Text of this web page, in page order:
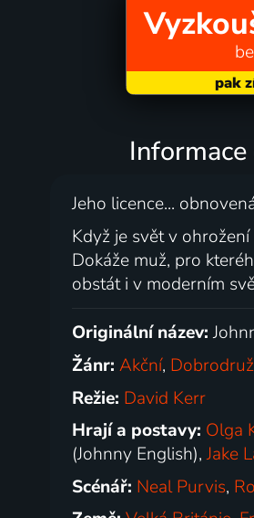
Jeho licence...
Když je svět v
Dokáže muž, pro
obstát i v moderním
Originální název:
Žánr:Akční,
Režie: David Kerr
Hrají a postavy: Olga
(Johnny English),Jake
Scénář: Neal Purvis,